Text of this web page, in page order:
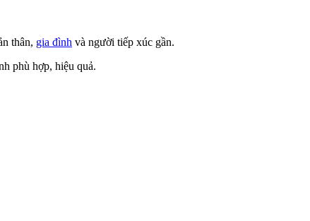
thân, gia đình và người tiếp xúc gần.
phù hợp, hiệu quả.